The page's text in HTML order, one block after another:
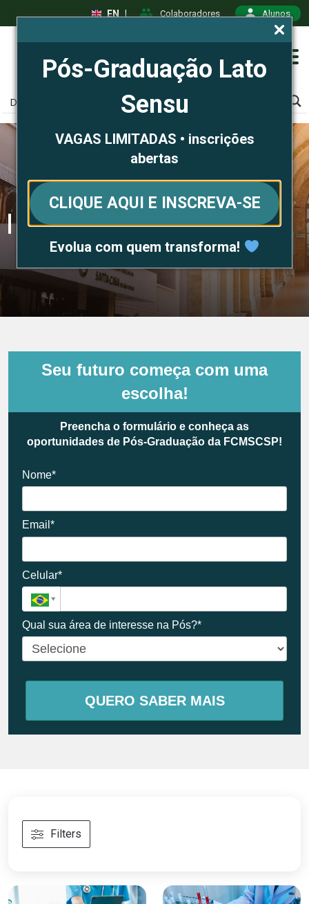
Pós-Graduação Lato
Sensu
VAGAS LIMITADAS • inscrições
abertas
CLIQUE AQUI E INSCREVA-SE
Evolua com quem transforma!
Colaboradores Alunos
EN |
Pós-graduação Lato Sensu
Seu futuro começa com uma
escolha!
Preencha o formulário e conheça as
oportunidades de Pós-Graduação da FCMSCSP!
Nome*
Email*
Celular*
Qual sua área de interesse na Pós?*
QUERO SABER MAIS
Filters